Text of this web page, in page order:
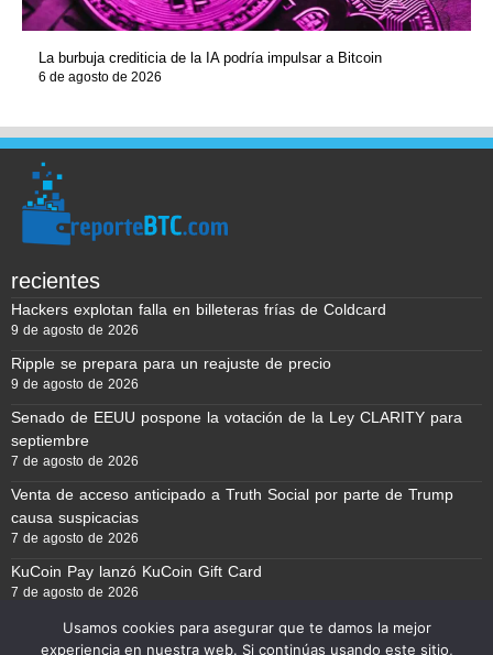
La burbuja crediticia de la IA podría impulsar a Bitcoin
6 de agosto de 2026
recientes
Hackers explotan falla en billeteras frías de Coldcard
9 de agosto de 2026
Ripple se prepara para un reajuste de precio
9 de agosto de 2026
Senado de EEUU pospone la votación de la Ley CLARITY para
septiembre
7 de agosto de 2026
Venta de acceso anticipado a Truth Social por parte de Trump
causa suspicacias
7 de agosto de 2026
KuCoin Pay lanzó KuCoin Gift Card
7 de agosto de 2026
Usamos cookies para asegurar que te damos la mejor
experiencia en nuestra web. Si continúas usando este sitio,